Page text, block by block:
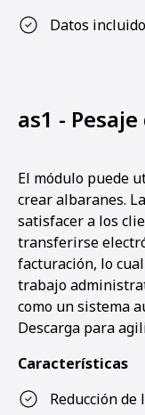
Datos
as1 -
El módulo puede
crear albaranes.
satisfacer a los
transferirse
facturación, lo
trabajo
como un sistema
Descarga para
Características
Reducción